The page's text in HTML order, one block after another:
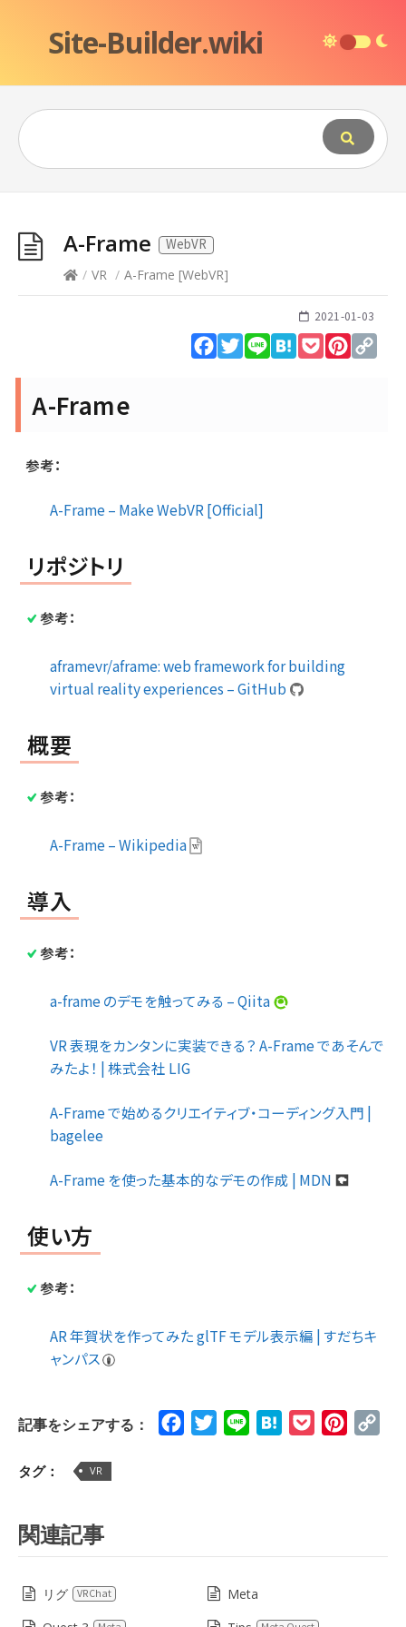
Site-Builder.wiki
A-Frame
WebVR
/ VR / A-Frame [WebVR]
2021-01-03
Facebook
Twitter
Line HatenaPocket
A-Frame
参考：
A-Frame – Make WebVR [Official]
リポジトリ
参考：
aframevr/aframe: web framework for building
virtual reality experiences – GitHub
概要
参考：
A-Frame – Wikipedia
導入
参考：
a-frame のデモを触ってみる – Qiita
VR 表現をカンタンに実装できる？ A-Frame であそんで
みたよ！ | 株式会社 LIG
A-Frame で始めるクリエイティブ・コーディング入門 |
bagelee
A-Frame を使った基本的なデモの作成 | MDN
使い方
参考：
AR 年賀状を作ってみた glTF モデル表示編 | すだちキ
ャンパス
記事をシェアする： FacebookTwitterLine HatenaPocket
タグ： VR
関連記事
リグ VRChat
Meta